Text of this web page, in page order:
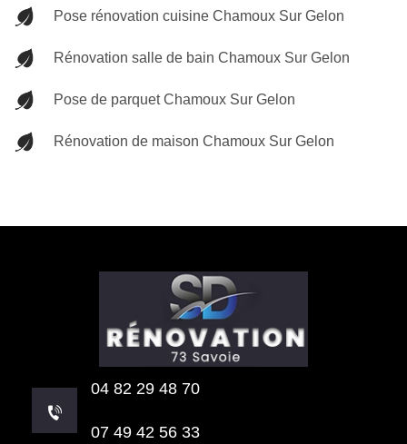
Pose rénovation cuisine Chamoux Sur Gelon
Rénovation salle de bain Chamoux Sur Gelon
Pose de parquet Chamoux Sur Gelon
Rénovation de maison Chamoux Sur Gelon
04 82 29 48 70
07 49 42 56 33